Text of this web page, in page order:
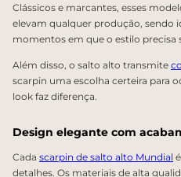
Clássicos e marcantes, esses
elevam qualquer produção, sendo
momentos em que o estilo precisa
Além disso, o salto alto transmite
scarpin uma escolha certeira para
look faz diferença.
Design elegante com
Cada scarpin de salto alto Mundial
detalhes. Os materiais de alta